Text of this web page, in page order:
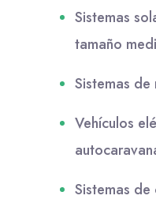
Sistemas
tamaño
Sistemas
Vehículos
Sistemas